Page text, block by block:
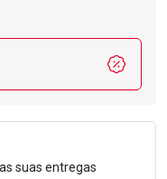
Frete
suas entregas